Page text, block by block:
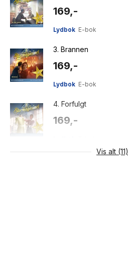
169,-
Lydbok E-bok
3. Brannen
169,-
Lydbok E-bok
4. Forfulgt
169,-
Vis alt (11)